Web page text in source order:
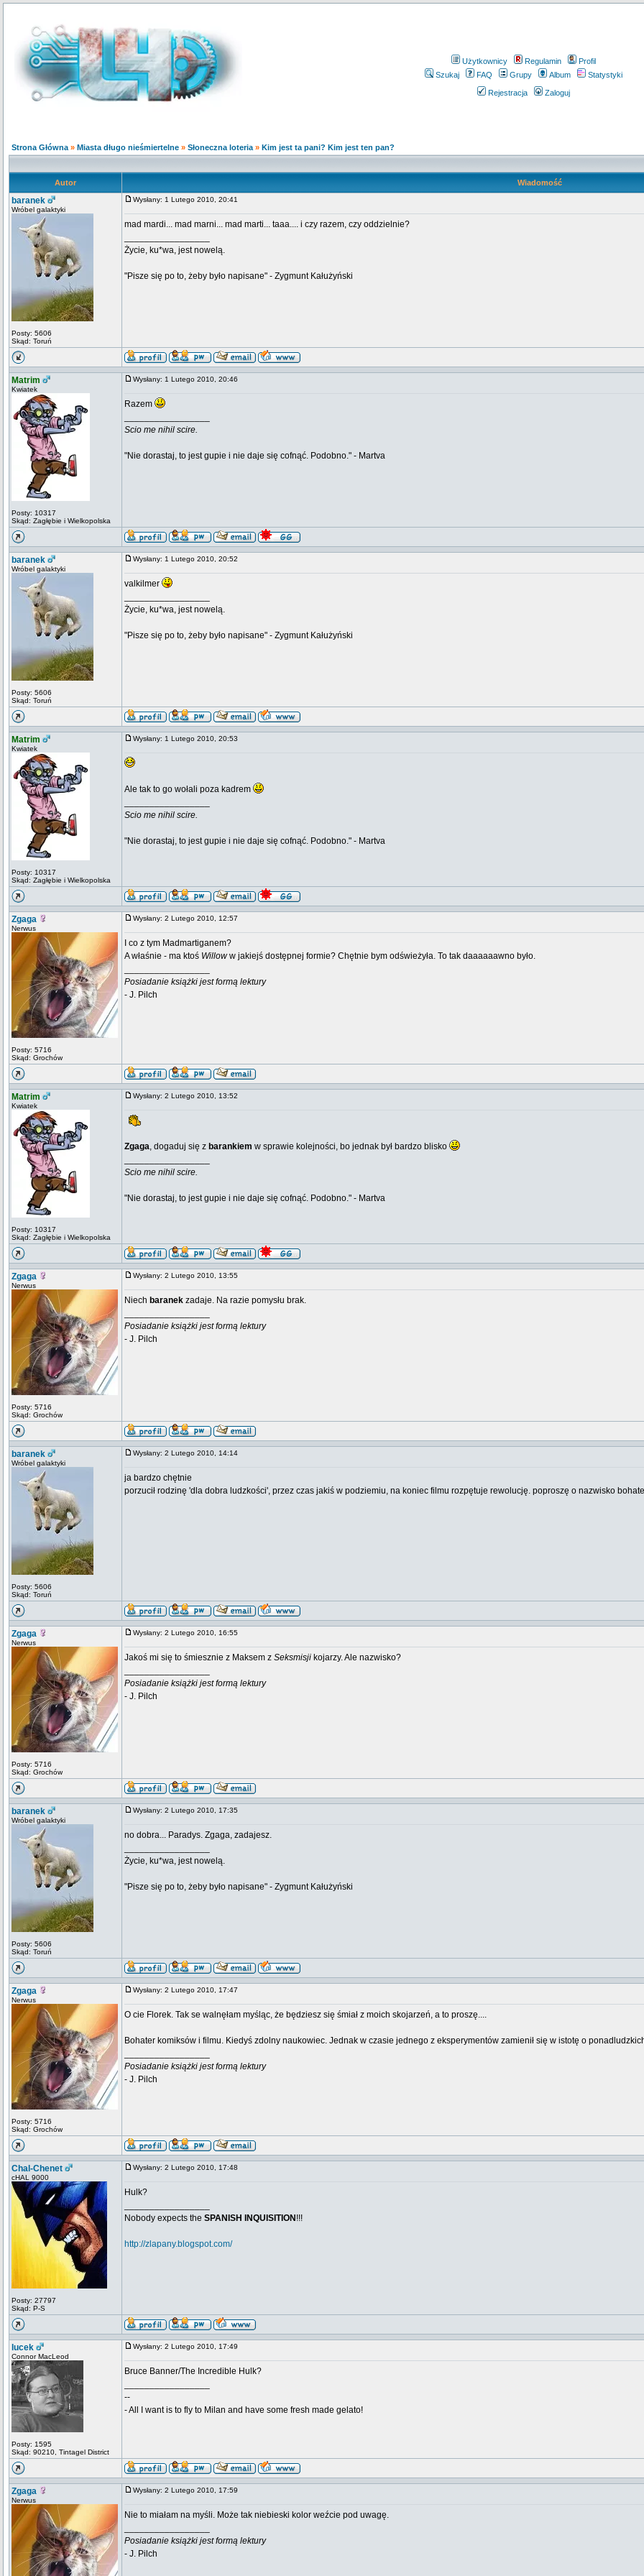
Użytkownicy Regulamin
Profil
Szukaj
FAQ Grupy Album Statystyki
Rejestracja Zaloguj
Strona Główna » Miasta długo nieśmiertelne » Słoneczna loteria » Kim jest ta pani? Kim jest ten pan?
Autor Wiadomość
baranek
Wróbel galaktyki
Posty: 5606
Skąd: Toruń
Wysłany: 1 Lutego 2010, 20:41
mad mardi... mad marni... mad marti... taaa.... i czy razem, czy oddzielnie?
Życie, ku*wa, jest nowelą.
"Pisze się po to, żeby było napisane" - Zygmunt Kałużyński
Matrim
Kwiatek
Posty: 10317
Skąd: Zagłębie i Wielkopolska
Wysłany: 1 Lutego 2010, 20:46
Razem
Scio me nihil scire.
"Nie dorastaj, to jest gupie i nie daje się cofnąć. Podobno." - Martva
baranek
Wróbel galaktyki
Posty: 5606
Skąd: Toruń
Wysłany: 1 Lutego 2010, 20:52
valkilmer
Życie, ku*wa, jest nowelą.
"Pisze się po to, żeby było napisane" - Zygmunt Kałużyński
Matrim
Kwiatek
Posty: 10317
Skąd: Zagłębie i Wielkopolska
Wysłany: 1 Lutego 2010, 20:53
Ale tak to go wołali poza kadrem
Scio me nihil scire.
"Nie dorastaj, to jest gupie i nie daje się cofnąć. Podobno." - Martva
Zgaga
Nerwus
Posty: 5716
Skąd: Grochów
Wysłany: 2 Lutego 2010, 12:57
I co z tym Madmartiganem?
A właśnie - ma ktoś Willoww jakiejś dostępnej formie? Chętnie bym odświeżyła. To tak daaaaaawno było.
Posiadanie książki jest formą lektury
- J. Pilch
Matrim
Kwiatek
Posty: 10317
Skąd: Zagłębie i Wielkopolska
Wysłany: 2 Lutego 2010, 13:52
Zgaga, dogaduj się z barankiem w sprawie kolejności, bo jednak był bardzo blisko
Scio me nihil scire.
"Nie dorastaj, to jest gupie i nie daje się cofnąć. Podobno." - Martva
Zgaga
Nerwus
Posty: 5716
Skąd: Grochów
Wysłany: 2 Lutego 2010, 13:55
Niech baranek zadaje. Na razie pomysłu brak.
Posiadanie książki jest formą lektury
- J. Pilch
baranek
Wróbel galaktyki
Posty: 5606
Skąd: Toruń
Wysłany: 2 Lutego 2010, 14:14
ja bardzo chętnie
porzucił rodzinę 'dla dobra ludzkości', przez czas jakiś w podziemiu, na koniec filmu rozpętuje rewolucję. poproszę o nazwisko
Zgaga
Nerwus
Posty: 5716
Skąd: Grochów
Wysłany: 2 Lutego 2010, 16:55
Jakoś mi się to śmiesznie z Maksem z Seksmisji kojarzy. Ale nazwisko?
Posiadanie książki jest formą lektury
- J. Pilch
baranek
Wróbel galaktyki
Posty: 5606
Skąd: Toruń
Wysłany: 2 Lutego 2010, 17:35
no dobra... Paradys. Zgaga, zadajesz.
Życie, ku*wa, jest nowelą.
"Pisze się po to, żeby było napisane" - Zygmunt Kałużyński
Zgaga
Nerwus
Posty: 5716
Skąd: Grochów
Wysłany: 2 Lutego 2010, 17:47
O cie Florek. Tak se walnęłam myśląc, że będziesz się śmiał z moich skojarzeń, a to proszę....
Bohater komiksów i filmu. Kiedyś zdolny naukowiec. Jednak w czasie jednego z eksperymentów zamienił się w istotę o
Posiadanie książki jest formą lektury
- J. Pilch
Chal-Chenet
cHAL 9000
Posty: 27797
Skąd: P-S
Wysłany: 2 Lutego 2010, 17:48
Hulk?
Nobody expects the SPANISH INQUISITION !!!
http://zlapany.blogspot.com/
lucek
Connor MacLeod
Posty: 1595
Skąd: 90210, Tintagel District
Wysłany: 2 Lutego 2010, 17:49
Bruce Banner/The Incredible Hulk?
--
- All I want is to fly to Milan and have some fresh made gelato!
Zgaga
Nerwus
Wysłany: 2 Lutego 2010, 17:59
Nie to miałam na myśli. Może tak niebieski kolor weźcie pod uwagę.
Posiadanie książki jest formą lektury
- J. Pilch